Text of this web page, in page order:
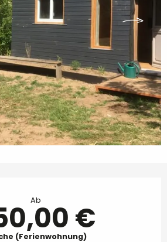
Ab €
(Ferienwohnung)